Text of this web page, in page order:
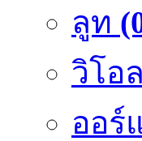
ลูท
วิโอ
ออร์